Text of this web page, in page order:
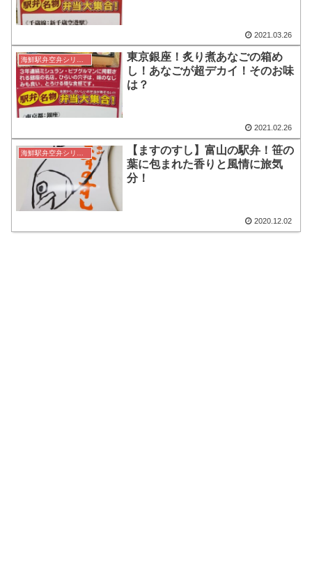
2021.03.26
海鮮駅弁空弁シリーズ
東京銀座！炙り煮あなごの箱め
し！あなごが超デカイ！そのお味
は？
2021.02.26
海鮮駅弁空弁シリーズ
【ますのすし】富山の駅弁！笹の
葉に包まれた香りと風情に旅気
分！
2020.12.02